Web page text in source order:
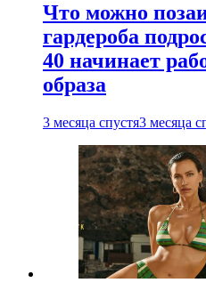
Что можно
гардероба
40 начинает
образа
3 месяца спустя3 месяца